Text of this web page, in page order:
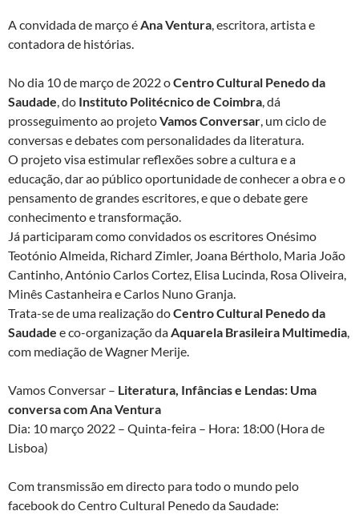
A convidada de março é Ana Ventura , escritora, artista e
contadora de histórias.
No dia 10 de março de 2022 oCentro Cultural Penedo da
Saudade , do Instituto Politécnico de Coimbra , dá
prosseguimento ao projetoVamos Conversar , um ciclo de
conversas e debates com personalidades da literatura.
O projeto visa estimular reflexões sobre a cultura e a
educação, dar ao público oportunidade de conhecer a obra e o
pensamento de grandes escritores, e que o debate gere
conhecimento e transformação.
Já participaram como convidados os escritores Onésimo
Teotónio Almeida, Richard Zimler, Joana Bértholo, Maria João
Cantinho, António Carlos Cortez, Elisa Lucinda, Rosa Oliveira,
Minês Castanheira e Carlos Nuno Granja.
Trata-se de uma realização doCentro Cultural Penedo da
Saudade e co-organização da Aquarela Brasileira Multimedia
com mediação de Wagner Merije.
Vamos Conversar – Literatura, Infâncias e Lendas: Uma
conversa com Ana Ventura
Dia: 10 março 2022 – Quinta-feira – Hora: 18:00 (Hora de
Lisboa)
Com transmissão em directo para todo o mundo pelo
facebook do Centro Cultural Penedo da Saudade: